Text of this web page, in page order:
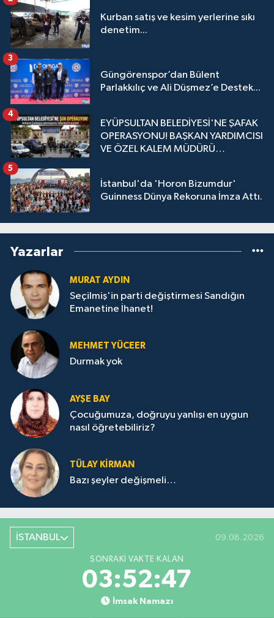
Kurban satış ve kesim yerlerine sıkı
denetim...
Güngörenspor’dan Bülent
Parlakkılıç ve Ali Düşmez’e Destek...
3
EYÜPSULTAN BELEDİYESİ'NE ŞAFAK
OPERASYONU! BAŞKAN YARDIMCISI
VE ÖZEL KALEM MÜDÜRÜ
4
İstanbul'da 'Horon Bizumdur'
Guinness Dünya Rekoruna İmza Attı.
5
Yazarlar
MURAT AYDIN
Seçilmiş'in parti değiştirmesi Sandığın
Emanetine İhanet!
MEHMET YÜCEER
Durmak yok
AYŞE BAY
Çocuğumuza, doğruyu yanlışı en uygun
nasıl öğretebiliriz?
TÜLAY KİRMAN
Bazı şeyler değişmeli…
İSTANBUL 09.08.2026
SONRAKI VAKTE KALAN
03:52:47
İmsak Namazı